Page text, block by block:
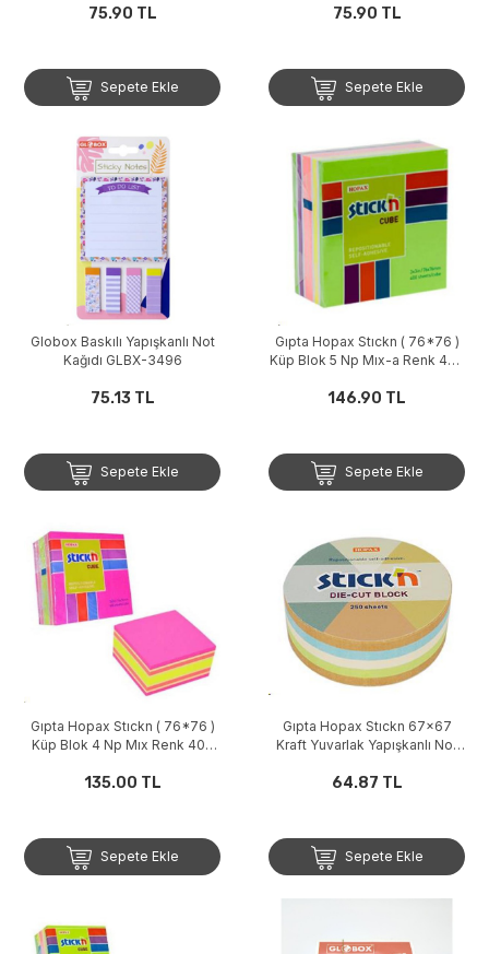
75.90 TL
Sepete Ekle
75.90 TL
Sepete Ekle
Globox Baskılı Yapışkanlı Not
Kağıdı GLBX-3496
75.13 TL
Sepete Ekle
Gıpta Hopax Stıckn ( 76*76 )
Küp Blok 5 Np Mıx-a Renk 400
146.90 TL
Sepete Ekle
Gıpta Hopax Stıckn ( 76*76 )
Küp Blok 4 Np Mıx Renk 400
135.00 TL
Sepete Ekle
Gıpta Hopax Stıckn 67x67
Kraft Yuvarlak Yapışkanlı Not
64.87 TL
Sepete Ekle